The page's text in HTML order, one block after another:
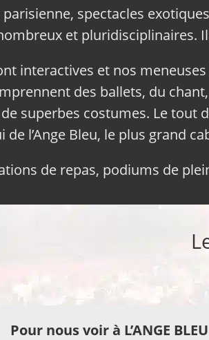
spectacles
et pluridisciplinaires.
interactives et nos
des ballets, du
superbes costumes. Le tout
de l’Ange Bleu, le plus grand
de repas, podiums de
Pour nous voir à L’ANGE BLEU